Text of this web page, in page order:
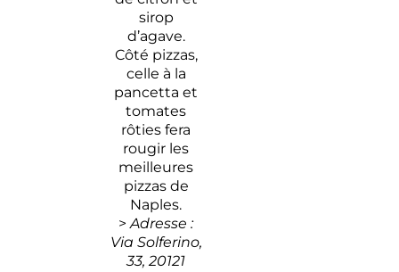
sirop
d’agave.
Côté pizzas,
celle à la
pancetta et
tomates
rôties fera
rougir les
meilleures
pizzas de
Naples.
>Adresse :
Via Solferino,
33, 20121